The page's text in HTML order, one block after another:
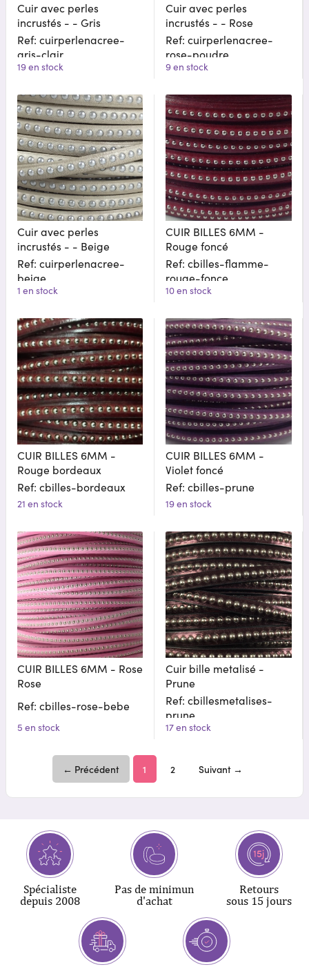
Cuir avec perles
incrustés - - Gris
Ref: cuirperlenacree-
gris-clair
19 en stock
Cuir avec perles
incrustés - - Rose
Ref: cuirperlenacree-
rose-poudre
9 en stock
Cuir avec perles
incrustés - - Beige
Ref: cuirperlenacree-
beige
1 en stock
CUIR BILLES 6MM -
Rouge foncé
Ref: cbilles-flamme-
rouge-fonce
10 en stock
CUIR BILLES 6MM -
Rouge bordeaux
Ref: cbilles-bordeaux
21 en stock
CUIR BILLES 6MM -
Violet foncé
Ref: cbilles-prune
19 en stock
CUIR BILLES 6MM - Rose
Rose
Ref: cbilles-rose-bebe
5 en stock
Cuir bille metalisé -
Prune
Ref: cbillesmetalises-
prune
17 en stock
← Précédent 1 2 Suivant →
Spécialiste
depuis 2008
Pas de minimun
d'achat
Retours
sous 15 jours